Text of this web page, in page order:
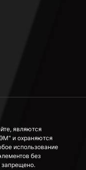
являются
и охраняются
использование
без
запрещено.